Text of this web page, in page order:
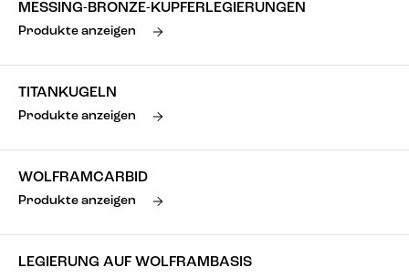
MESSING-BRONZE-KUPFERLEGIERUNGEN
Produkte anzeigen
TITANKUGELN
Produkte anzeigen
WOLFRAMCARBID
Produkte anzeigen
LEGIERUNG AUF WOLFRAMBASIS